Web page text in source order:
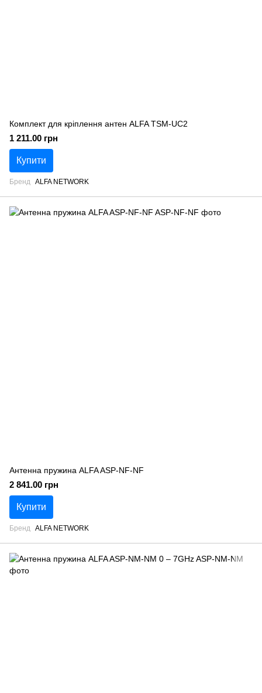
Комплект для кріплення антен ALFA TSM-UC2
1 211.00 грн
Купити
Бренд ALFA NETWORK
Антенна пружина ALFA ASP-NF-NF
2 841.00 грн
Купити
Бренд ALFA NETWORK